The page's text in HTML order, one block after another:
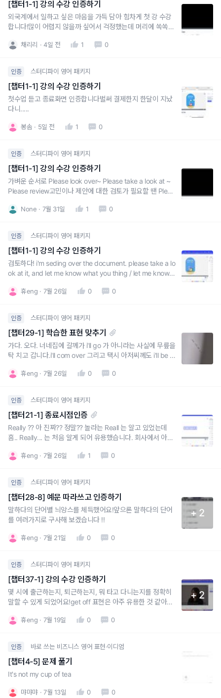
[챕터1-1] 강의 수강 인증하기
외국계에서 일하고 싶은 마음을 가득 담아 힘차게 첫 강 수강
합니다!많이 어렵지 않을까 싶어서 걱정했는데 머리에 쏙쏙
채리리 4일 전 1 0
인증 스터디파이 영어 패키지
[챕터1-1] 강의 수강 인증하기
첫수업 듣고 종료화면 인증합니다벌써 결제한지 한달이 지났
다니.....
봉솜 5일 전 1 0
인증 스터디파이 영어 패키지
[챕터1-1] 강의 수강 인증하기
가벼운 순서로 Please look over~ Please take a look at ~
Please review고민이나 제안에 대한 검토가 필요할 땐 Pleas
w 사용None 7월 31일 1 0
인증 스터디파이 영어 패키지
[챕터1-1] 강의 수강 인증하기
검토하다! i'm seding over the document. please take a lo
ok at it, and let me know what you thing / let me know if
er the proposal I sent you last nigh
휴eng 7월 26일 0 0
인증 스터디파이 영어 패키지
[챕터29-1] 학습한 표현 맞추기
가다. 오다. 너네집에 갈께가 i'll go 가 아니라는 사실에 무릎을
탁 치고 갑니다.i'll com over 그리고 택시 아저씨께도 i'll be ri
0분준다. 에서 I give you 10 minutes, tops. 배우자에게도
휴eng 7월 26일 0 0
인증 스터디파이 영어 패키지
[챕터21-1] 종료시점인증
Really ?? 아 진짜?? 정말?? 놀라는 Reall 는 알고 있었는데
흠.. Really... 는 처음 알게 되어 유용했습니다. 회사에서 아주
도 자주 써보고친구들과 for real 도 많이 써보겠습니다.
휴eng 7월 26일 1 0
인증 스터디파이 영어 패키지
[챕터28-8] 예문 따라쓰고 인증하기
말하다의 단어별 늬앙스를 체득했어요!앞으론 말하다의 단어
를 여러가지로 구사해 보겠습니다 !!
+ 2
휴eng 7월 21일 0 0
인증 스터디파이 영어 패키지
[챕터37-1] 강의 수강 인증하기
몇 시에 출근하는지, 퇴근하는지, 뭐 타고 다니는지를 정확히
말할 수 있게 되었어요!get off 표현은 아주 유용한 것 같아요.
+ 2
휴eng 7월 19일 0 0
인증 바로 쓰는 비즈니스 영어 표현·이디엄
[챕터4-5] 문제 풀기
It's not my cup of tea
먀먀먀 7월 13일 0 0